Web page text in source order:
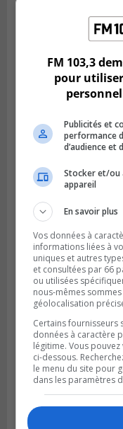
SAINT-BRUNO-DE-
Publié le 7 août 2026 à
Jean-François
politique
GREENFIELD PARK
Publié le 6 août 2026 à
Greenfield
fortes
FM 103,3
pour
Publicités et
performance
d’audience et
Stocker et/ou
appareil
En savoir plus
Vos données à
informations liées à
uniques et autres
et consultées par 66
ou utilisées
nous-mêmes
géolocalisation
Certains fournisseurs
données à caractère
légitime. Vous
ci-dessous.
le menu du site pour
dans les paramètres